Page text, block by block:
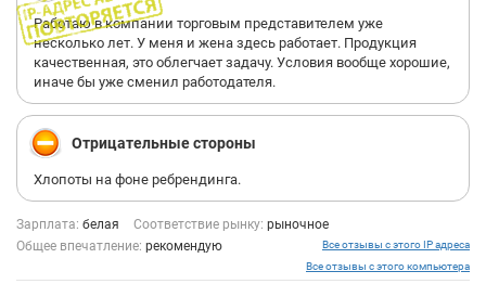
Работаю в компании торговым представителем уже
несколько лет. У меня и жена здесь работает. Продукция
качественная, это облегчает задачу. Условия вообще хорошие,
иначе бы уже сменил работодателя.
Отрицательные стороны
Хлопоты на фоне ребрендинга.
Зарплата: белая Соответствие рынку: рыночное
Общее впечатление: рекомендую
Все отзывы с этого IP адреса
Все отзывы с этого компьютера